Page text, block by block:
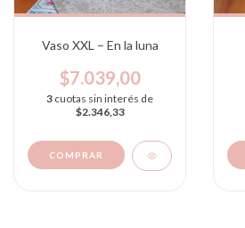
Vaso XXL – En la luna
$7.039,00
3 cuotas sin interés de
$2.346,33